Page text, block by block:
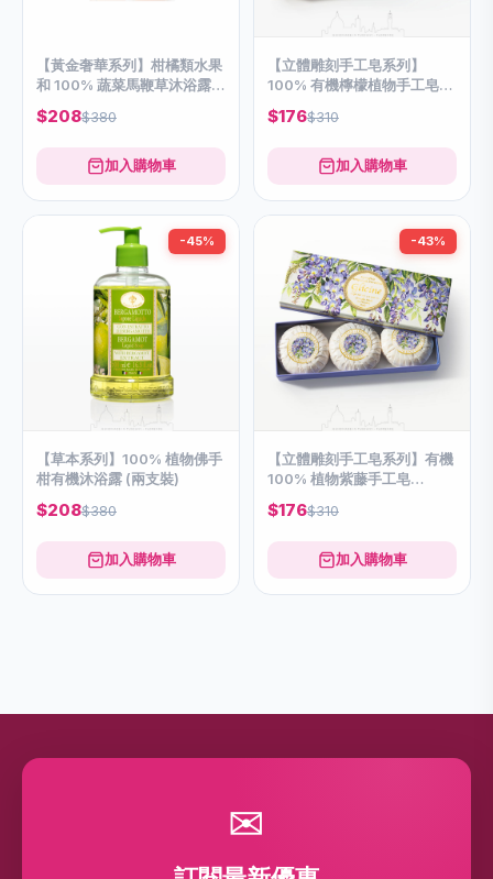
【黃金奢華系列】柑橘類水果
和 100% 蔬菜馬鞭草沐浴露
(兩支裝)
$208$380
加入購物車
【立體雕刻手工皂系列】
100% 有機檸檬植物手工皂
(3*100g)
$176$310
加入購物車
-45%
【草本系列】100% 植物佛手
柑有機沐浴露 (兩支裝)
$208$380
加入購物車
-43%
【立體雕刻手工皂系列】有機
100% 植物紫藤手工皂
(3*100g)
$176$310
加入購物車
✉